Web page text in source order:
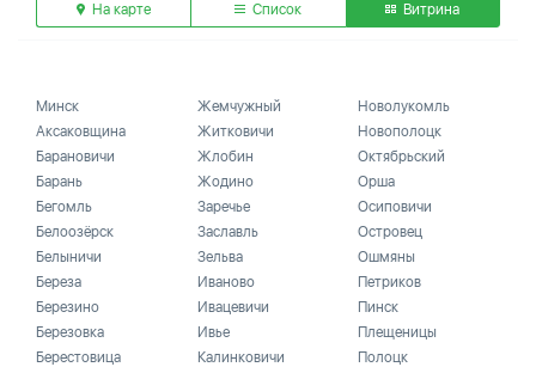
На карте Список Витрина
Минск
Аксаковщина
Барановичи
Барань
Бегомль
Белоозёрск
Белыничи
Береза
Березино
Березовка
Берестовица
Жемчужный
Житковичи
Жлобин
Жодино
Заречье
Заславль
Зельва
Иваново
Ивацевичи
Ивье
Калинковичи
Новолукомль
Новополоцк
Октябрьский
Орша
Осиповичи
Островец
Ошмяны
Петриков
Пинск
Плещеницы
Полоцк